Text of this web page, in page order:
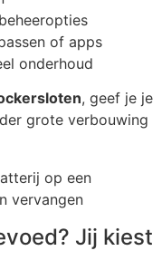
of apps
onderhoud
, geef je je
grote verbouwing
Jij kiest